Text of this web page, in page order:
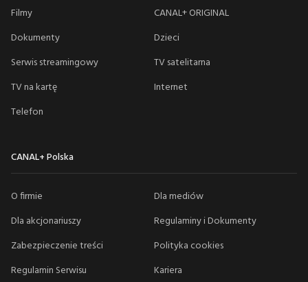
Filmy
CANAL+ ORIGINAL
Dokumenty
Dzieci
Serwis streamingowy
TV satelitarna
TV na kartę
Internet
Telefon
CANAL+ Polska
O firmie
Dla mediów
Dla akcjonariuszy
Regulaminy i Dokumenty
Zabezpieczenie treści
Polityka cookies
Regulamin Serwisu
Kariera